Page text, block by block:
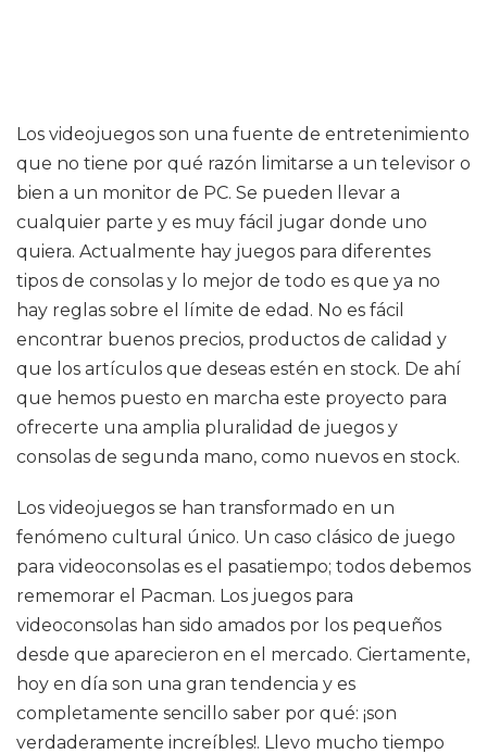
Los videojuegos son una fuente de entretenimiento
que no tiene por qué razón limitarse a un televisor o
bien a un monitor de PC. Se pueden llevar a
cualquier parte y es muy fácil jugar donde uno
quiera. Actualmente hay juegos para diferentes
tipos de consolas y lo mejor de todo es que ya no
hay reglas sobre el límite de edad. No es fácil
encontrar buenos precios, productos de calidad y
que los artículos que deseas estén en stock. De ahí
que hemos puesto en marcha este proyecto para
ofrecerte una amplia pluralidad de juegos y
consolas de segunda mano, como nuevos en stock.
Los videojuegos se han transformado en un
fenómeno cultural único. Un caso clásico de juego
para videoconsolas es el pasatiempo; todos debemos
rememorar el Pacman. Los juegos para
videoconsolas han sido amados por los pequeños
desde que aparecieron en el mercado. Ciertamente,
hoy en día son una gran tendencia y es
completamente sencillo saber por qué: ¡son
verdaderamente increíbles!. Llevo mucho tiempo